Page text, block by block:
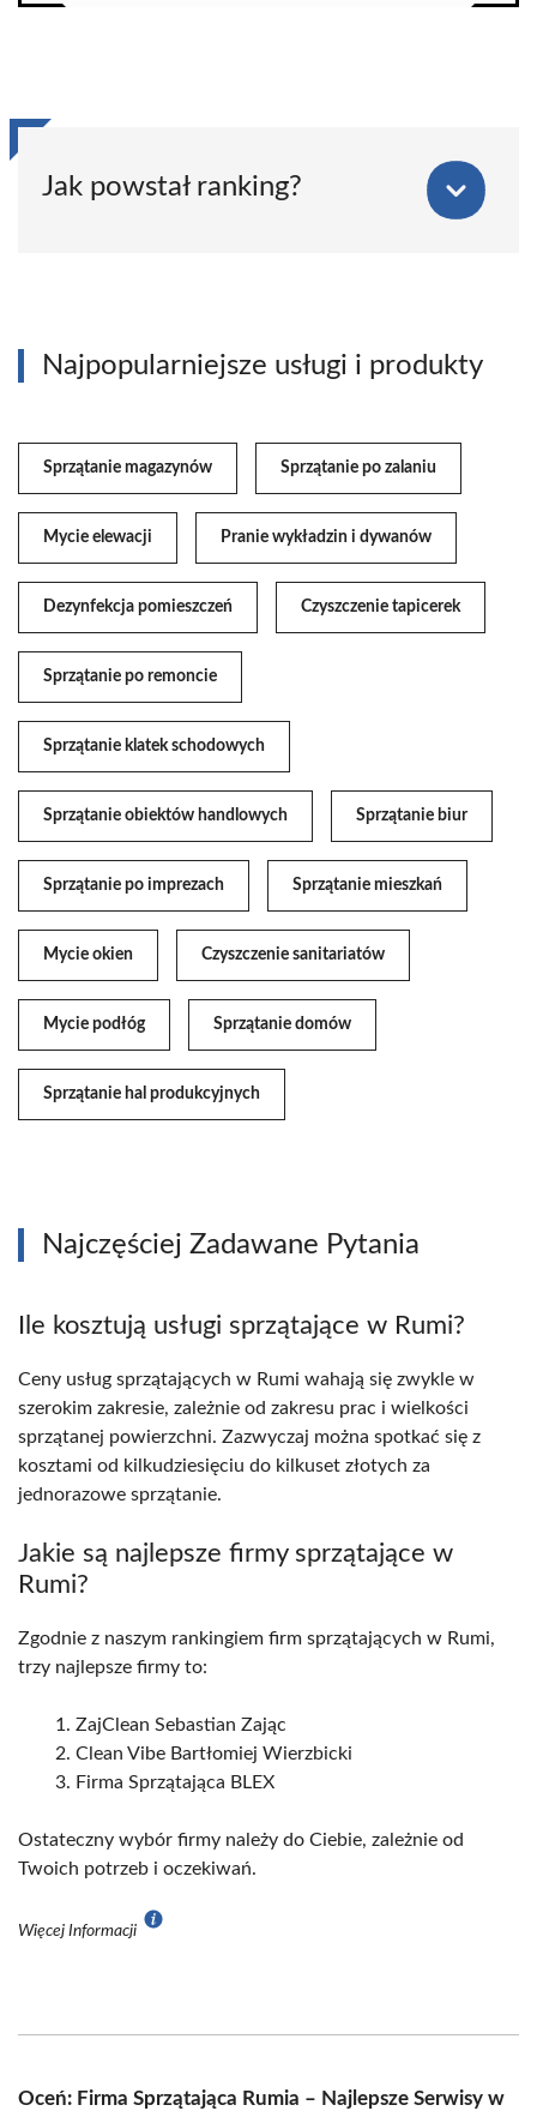
Jak powstał ranking?
Najpopularniejsze usługi i produkty
Sprzątanie magazynów Sprzątanie po zalaniu
Mycie elewacji Pranie wykładzin i dywanów
Dezynfekcja pomieszczeń Czyszczenie tapicerek
Sprzątanie po remoncie
Sprzątanie klatek schodowych
Sprzątanie obiektów handlowych Sprzątanie biur
Sprzątanie po imprezach Sprzątanie mieszkań
Mycie okien Czyszczenie sanitariatów
Mycie podłóg Sprzątanie domów
Sprzątanie hal produkcyjnych
Najczęściej Zadawane Pytania
Ile kosztują usługi sprzątające w Rumi?
Ceny usług sprzątających w Rumi wahają się zwykle w
szerokim zakresie, zależnie od zakresu prac i wielkości
sprzątanej powierzchni. Zazwyczaj można spotkać się z
kosztami od kilkudziesięciu do kilkuset złotych za
jednorazowe sprzątanie.
Jakie są najlepsze firmy sprzątające w
Rumi?
Zgodnie z naszym rankingiem firm sprzątających w Rumi,
trzy najlepsze firmy to:
ZajClean Sebastian Zając
Clean Vibe Bartłomiej Wierzbicki
Firma Sprzątająca BLEX
Ostateczny wybór firmy należy do Ciebie, zależnie od
Twoich potrzeb i oczekiwań.
Więcej Informacji
Oceń: Firma Sprzątająca Rumia – Najlepsze Serwisy w